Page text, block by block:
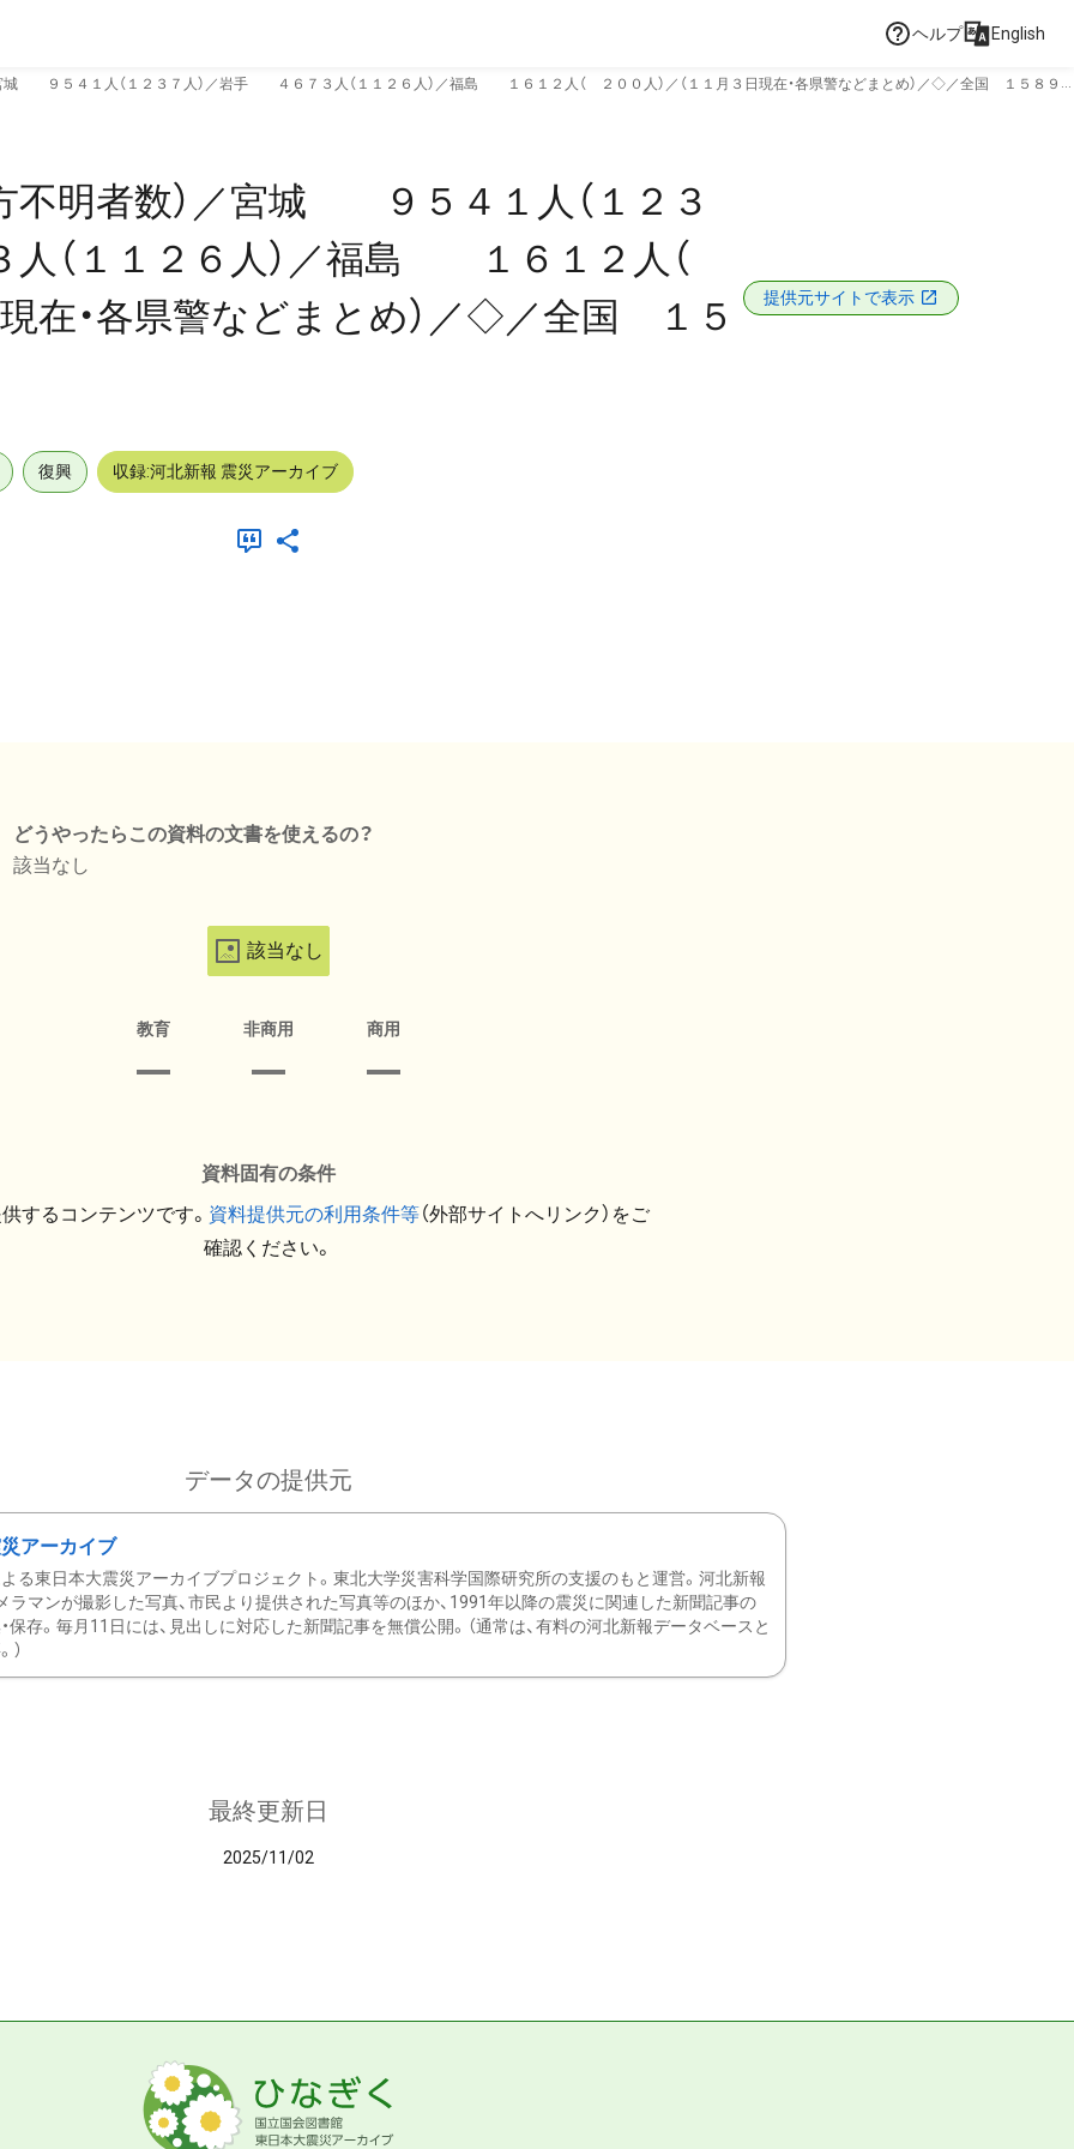
ヘルプ English
城 ９５４１人（１２３７人）／岩手 ４６７３人（１１２６人）／福島 １６１２人（ ２００人）／（１１月３日現在・各県警などまとめ）／◇／全国 １５８９
不明者数）／宮城 ９５４１人（１２３
（１１２６人）／福島 １６１２人（
現在・各県警などまとめ）／◇／全国 １５
提供元サイトで表示
復興 収録:河北新報 震災アーカイブ
どうやったらこの資料の文書を使えるの？
該当なし
該当なし
教育 非商用 商用
資料固有の条件
するコンテンツです。 資料提供元の利用条件等（外部サイトへリンク）をご
確認ください。
データの提供元
アーカイブ
る東日本大震災アーカイブプロジェクト。東北大学災害科学国際研究所の支援のもと運営。河北新報
ラマンが撮影した写真、市民より提供された写真等のほか、1991年以降の震災に関連した新聞記事の
保存。毎月11日には、見出しに対応した新聞記事を無償公開。（通常は、有料の河北新報データベースと
）
最終更新日
2025/11/02